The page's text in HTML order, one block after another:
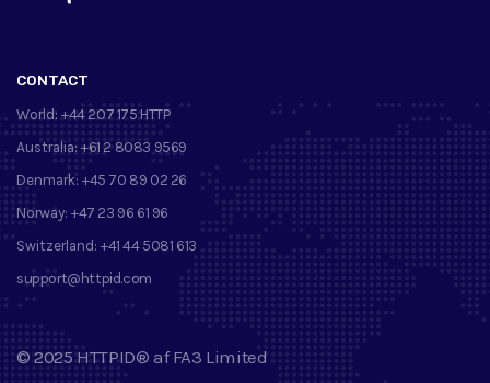
CONTACT
World: +44 207 175 HTTP
Australia: +61 2 8083 9569
Denmark: +45 70 89 02 26
Norway: +47 23 96 61 96
Switzerland: +41 44 5081 613
support@httpid.com
©2025 HTTPID®af FA3 Limited